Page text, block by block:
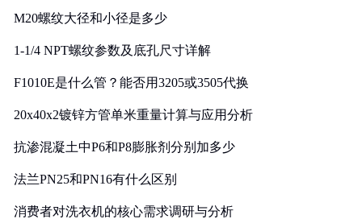
M20螺纹大径和小径是多少
1-1/4 NPT螺纹参数及底孔尺寸详解
F1010E是什么管？能否用3205或3505代换
20x40x2镀锌方管单米重量计算与应用分析
抗渗混凝土中P6和P8膨胀剂分别加多少
法兰PN25和PN16有什么区别
消费者对洗衣机的核心需求调研与分析